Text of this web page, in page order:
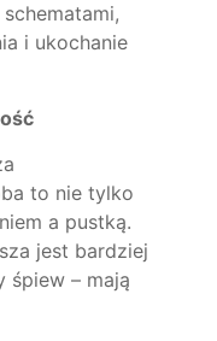
i ukochanie
to nie tylko
a pustką.
jest bardziej
śpiew – mają